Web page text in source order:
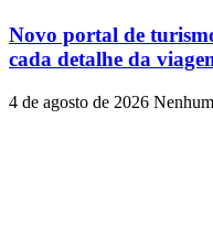
Novo portal de
cada detalhe da
4 de agosto de 2026